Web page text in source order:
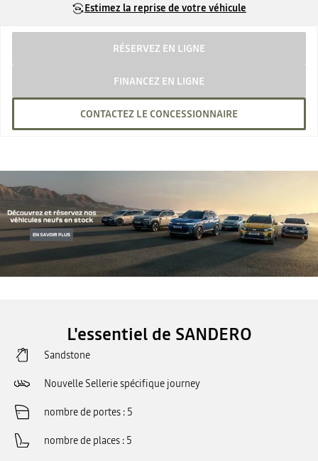
Estimez la reprise de votre véhicule
RÉSERVEZ EN LIGNE
FINANCEZ EN LIGNE
CONTACTEZ LE CONCESSIONNAIRE
L'essentiel de SANDERO
Sandstone
Nouvelle Sellerie spécifique journey
nombre de portes 5
nombre de places 5